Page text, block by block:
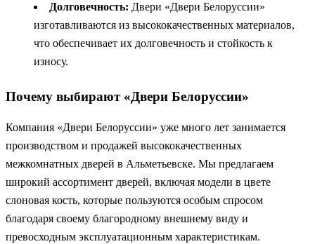
Долговечность: Двери «Двери Белоруссии»
изготавливаются из высококачественных материалов,
что обеспечивает их долговечность и стойкость к
износу.
Почему выбирают «Двери Белоруссии»
Компания «Двери Белоруссии» уже много лет занимается
производством и продажей высококачественных
межкомнатных дверей в Альметьевске. Мы предлагаем
широкий ассортимент дверей, включая модели в цвете
слоновая кость, которые пользуются особым спросом
благодаря своему благородному внешнему виду и
превосходным эксплуатационным характеристикам.